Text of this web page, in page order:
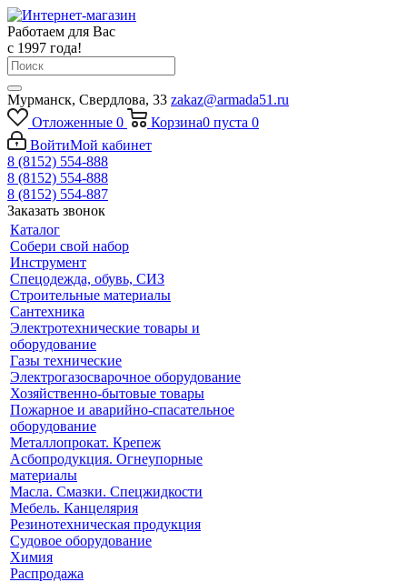
Работаем для Вас
с 1997 года!
Мурманск, Свердлова, 33 zakaz@armada51.ru
Отложенные 0 Корзина0 пуста 0
ВойтиМой кабинет
8 (8152) 554-888
8 (8152) 554-888
8 (8152) 554-887
Заказать звонок
Каталог
Собери свой набор
Инструмент
Спецодежда, обувь, СИЗ
Строительные материалы
Сантехника
Электротехнические товары и
оборудование
Газы технические
Электрогазосварочное оборудование
Хозяйственно-бытовые товары
Пожарное и аварийно-спасательное
оборудование
Металлопрокат. Крепеж
Асбопродукция. Огнеупорные
материалы
Масла. Смазки. Спецжидкости
Мебель. Канцелярия
Резинотехническая продукция
Судовое оборудование
Химия
Распродажа